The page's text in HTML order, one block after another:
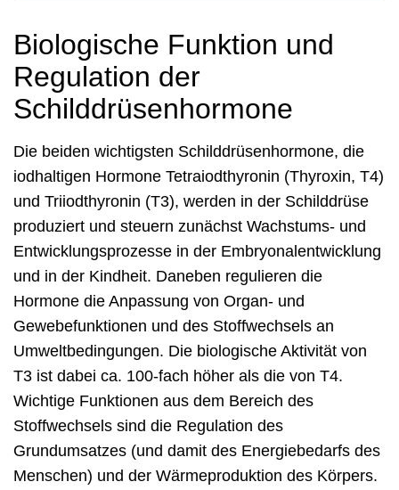
Biologische Funktion und
Regulation der
Schilddrüsenhormone
Die beiden wichtigsten Schilddrüsenhormone, die
iodhaltigen Hormone Tetraiodthyronin (Thyroxin, T4)
und Triiodthyronin (T3), werden in der Schilddrüse
produziert und steuern zunächst Wachstums- und
Entwicklungsprozesse in der Embryonalentwicklung
und in der Kindheit. Daneben regulieren die
Hormone die Anpassung von Organ- und
Gewebefunktionen und des Stoffwechsels an
Umweltbedingungen. Die biologische Aktivität von
T3 ist dabei ca. 100-fach höher als die von T4.
Wichtige Funktionen aus dem Bereich des
Stoffwechsels sind die Regulation des
Grundumsatzes (und damit des Energiebedarfs des
Menschen) und der Wärmeproduktion des Körpers.